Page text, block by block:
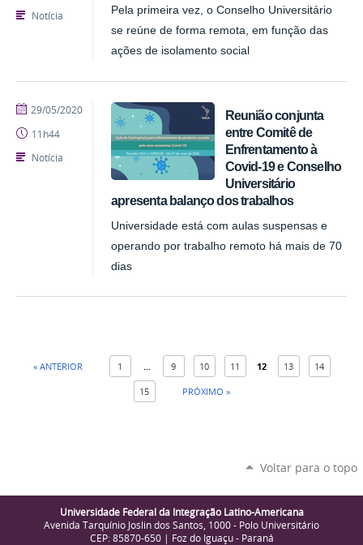
Pela primeira vez, o Conselho Universitário
se reúne de forma remota, em função das
ações de isolamento social
Notícia
Reunião conjunta
entre Comitê de
Enfrentamento à
Covid-19 e Conselho
Universitário
apresenta balanço dos trabalhos
Universidade está com aulas suspensas e
operando por trabalho remoto há mais de 70
dias
publicado
29/05/2020
11h44
Notícia
« ANTERIOR 1 ... 9 10 11 12 13 14
15 PRÓXIMO »
Voltar para o topo
Universidade Federal da Integração Latino-Americana
Avenida Tarquínio Joslin dos Santos, 1000 - Polo Universitário
CEP: 85870-650 | Foz do Iguaçu - Paraná